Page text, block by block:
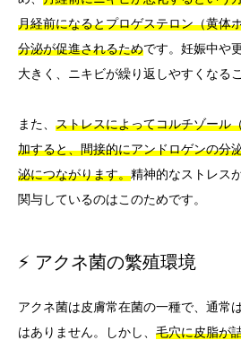
月経前になるとプロゲステロン（黄体
分泌が促進されるためです。妊娠中や
大きく、ニキビが繰り返しやすくなる
また、 ストレスによってコルチゾール
加すると、間接的にアンドロゲンの分
泌につながります。精神的なストレス
関与しているのはこのためです。
⚡ アクネ菌の繁殖環境
アクネ菌は皮膚常在菌の一種で、通常
はありません。しかし、 毛穴に皮脂が